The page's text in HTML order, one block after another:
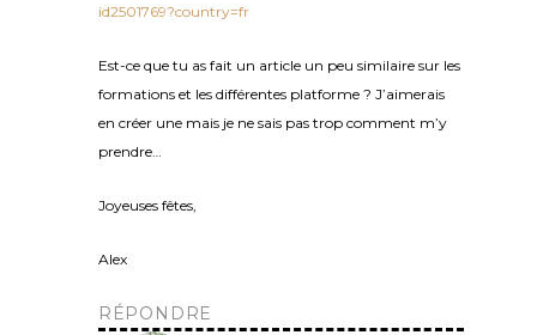
id2501769?country=fr
Est-ce que tu as fait un article un peu similaire sur les
formations et les différentes platforme ? J’aimerais
en créer une mais je ne sais pas trop comment m’y
prendre…
Joyeuses fêtes,
Alex
RÉPONDRE